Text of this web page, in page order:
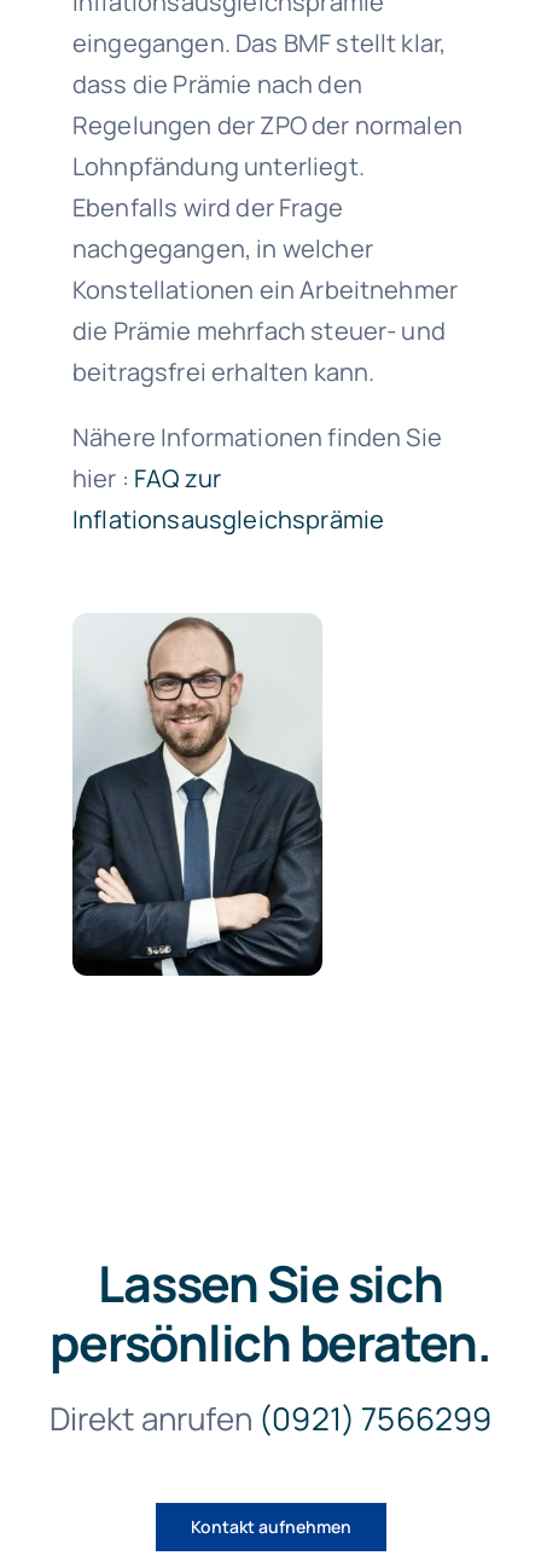
eingegangen. Das BMF stellt klar,
dass die Prämie nach den
Regelungen der ZPO der normalen
Lohnpfändung unterliegt.
Ebenfalls wird der Frage
nachgegangen, in welcher
Konstellationen ein Arbeitnehmer
die Prämie mehrfach steuer- und
beitragsfrei erhalten kann.
Nähere Informationen finden Sie
hier : FAQ zur
Inflationsausgleichsprämie
Lassen Sie sich
persönlich beraten.
Direkt anrufen (0921) 7566299
Kontakt aufnehmen